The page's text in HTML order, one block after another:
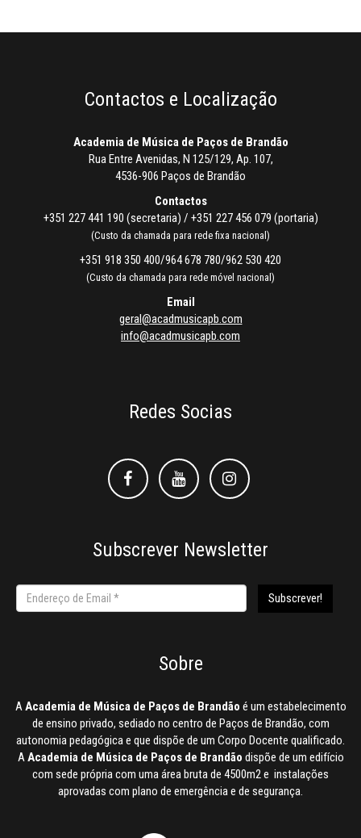
Contactos e Localização
Academia de Música de Paços de Brandão
Rua Entre Avenidas, N 125/129, Ap. 107,
4536-906 Paços de Brandão
Contactos
+351 227 441 190 (secretaria) / +351 227 456 079 (portaria)
(Custo da chamada para rede fixa nacional)
+351 918 350 400/964 678 780/962 530 420
(Custo da chamada para rede móvel nacional)
Email
geral@acadmusicapb.com
info@acadmusicapb.com
Redes Socias
FacebookFacebookInstagram
Subscrever Newsletter
Sobre
AAcademia de Música de Paços de Brandão é um estabelecimento
de ensino privado, sediado no centro de Paços de Brandão, com
autonomia pedagógica e que dispõe de um Corpo Docente qualificado.
AAcademia de Música de Paços de Brandão dispõe de um edifício
com sede própria com uma área bruta de 4500m2 e instalações
aprovadas com plano de emergência e de segurança.